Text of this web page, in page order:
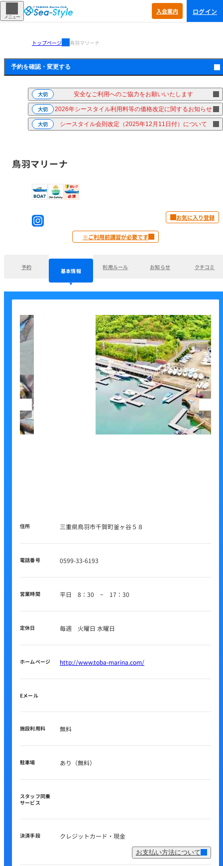
メニュー
入会案内 ログイン
トップページ 鳥羽マリーナ
予約を確認・ 変更する
大切 安全なご利用へのご協力をお願いいたします
大切 2026年シースタイル利用料等の価格改定に関するお知らせ
大切 シースタイル会則改定（2025年12月11日付）について
鳥羽マリーナ
お気に入り登録
※ご利用前講習が必要です
予約
基本情報
利用ルール お知らせ クチコミ
住所 三重県鳥羽市千賀町釜ヶ谷５８
電話番号 0599-33-6193
営業時間 平日 8：30 ~ 17：30
定休日 毎週 火曜日 水曜日
ホームページ http://www.toba-marina.com/
Eメール
施設利用料 無料
駐車場 あり（無料）
スタッフ同乗
サービス
決済手段 クレジットカード・現金
お支払い方法について